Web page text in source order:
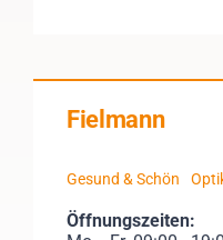
Fielmann
Gesund & Schön
Öffnungszeiten: